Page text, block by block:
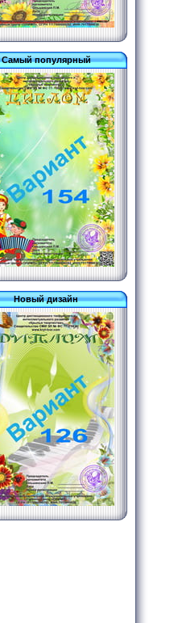
Самый популярный
Новый дизайн